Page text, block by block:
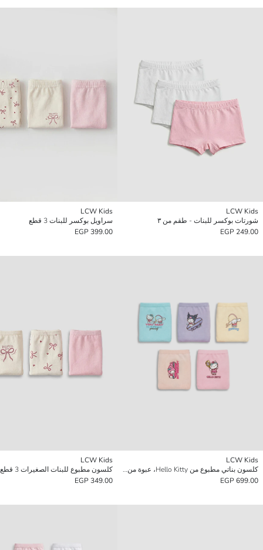
LCW Kids
شورتات بوكسر للبنات - طقم من ٣
249.00 EGP
LCW Kids
سراويل بوكسر للبنات 3 قطع
399.00 EGP
LCW Kids
كلسون بناتي مطبوع من Hello Kitty، عبوة من 5 قطع
699.00 EGP
LCW Kids
كلسون مطبوع للبنات الصغيرات 3 قطع
349.00 EGP